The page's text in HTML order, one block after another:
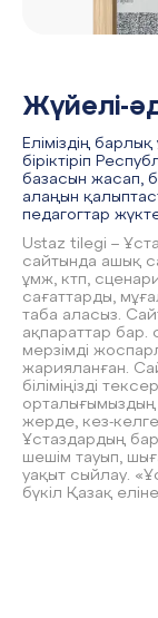
Жүйелі-
Еліміздің
біріктіріп
базасын жасап,
алаңын
педагогтар
Ustaz tilegi –
сайтында ашық
ұмж, ктп,
сағаттарды,
таба аласыз.
ақпараттар бар.
мерзімді
жарияланған.
біліміңізді
орталығымыздың
жерде, кез-
Ұстаздардың
шешім тауып,
уақыт сыйлау.
бүкіл Қазақ